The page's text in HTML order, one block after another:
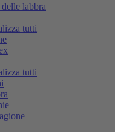
labbra
tutti
tutti